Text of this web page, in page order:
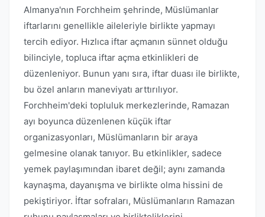
Almanya'nın Forchheim şehrinde, Müslümanlar
iftarlarını genellikle aileleriyle birlikte yapmayı
tercih ediyor. Hızlıca iftar açmanın sünnet olduğu
bilinciyle, topluca iftar açma etkinlikleri de
düzenleniyor. Bunun yanı sıra, iftar duası ile birlikte,
bu özel anların maneviyatı arttırılıyor.
Forchheim'deki topluluk merkezlerinde, Ramazan
ayı boyunca düzenlenen küçük iftar
organizasyonları, Müslümanların bir araya
gelmesine olanak tanıyor. Bu etkinlikler, sadece
yemek paylaşımından ibaret değil; aynı zamanda
kaynaşma, dayanışma ve birlikte olma hissini de
pekiştiriyor. İftar sofraları, Müslümanların Ramazan